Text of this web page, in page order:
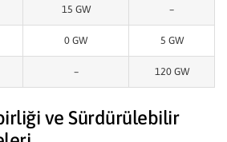
15 GW –
0 GW 5 GW
– 120 GW
ve Sürdürülebilir